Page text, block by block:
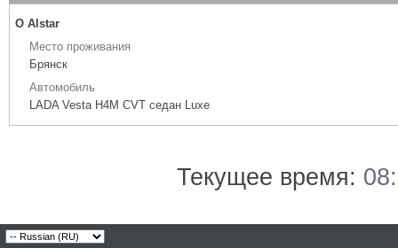
О Alstar
Место проживания
Брянск
Автомобиль
LADA Vesta H4M CVT седан Luxe
Текущее время: